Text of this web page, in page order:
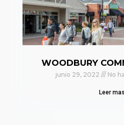
WOODBURY
junio 29, 2022 No
Leer mas